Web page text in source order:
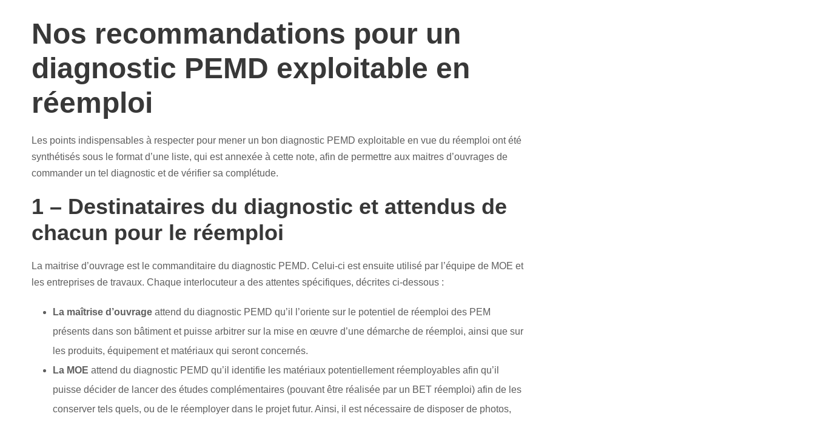
Nos recommandations pour un
diagnostic PEMD exploitable en
réemploi
Les points indispensables à respecter pour mener un bon diagnostic PEMD exploitable en vue du réemploi ont été
synthétisés sous le format d’une liste, qui est annexée à cette note, afin de permettre aux maitres d’ouvrages de
commander un tel diagnostic et de vérifier sa complétude.
1 – Destinataires du diagnostic et attendus de
chacun pour le réemploi
La maitrise d’ouvrage est le commanditaire du diagnostic PEMD. Celui-ci est ensuite utilisé par l’équipe de MOE et
les entreprises de travaux. Chaque interlocuteur a des attentes spécifiques, décrites ci-dessous :
La maîtrise d’ouvrage attend du diagnostic PEMD qu’il l’oriente sur le potentiel de réemploi des PEM
présents dans son bâtiment et puisse arbitrer sur la mise en œuvre d’une démarche de réemploi, ainsi que sur
les produits, équipement et matériaux qui seront concernés.
La MOE attend du diagnostic PEMD qu’il identifie les matériaux potentiellement réemployables afin qu’il
puisse décider de lancer des études complémentaires (pouvant être réalisée par un BET réemploi) afin de les
conserver tels quels, ou de le réemployer dans le projet futur. Ainsi, il est nécessaire de disposer de photos,